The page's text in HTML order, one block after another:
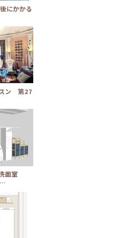
にかかる
ン 第27
面室